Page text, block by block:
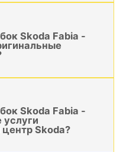
Skoda Fabia -
Skoda Fabia -
услуги
Skoda?